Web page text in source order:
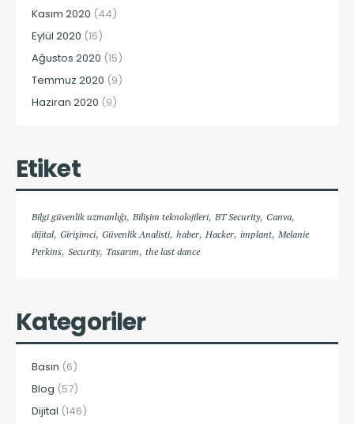
Kasım 2020 (44)
Eylül 2020 (16)
Ağustos 2020 (15)
Temmuz 2020 (9)
Haziran 2020 (9)
Etiket
Bilgi güvenlik uzmanlığı, Bilişim teknolojileri, BT Security, Canva,
dijital, Girişimci, Güvenlik Analisti, haber, Hacker, implant, Melanie
Perkins, Security, Tasarım, the last dance
Kategoriler
Basın (6)
Blog (57)
Dijital (146)